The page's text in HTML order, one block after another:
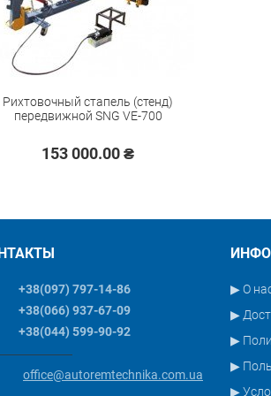
Рихтовочный стапель (стенд)
передвижной SNG VE-700
153 000.00 ₴
Производитель:
Код товара:
+38(097) 797-14-86
+38(066) 937-67-09
+38(044) 599-90-92
office@autoremtechnika.com.ua
▶ О
▶
▶
▶
▶